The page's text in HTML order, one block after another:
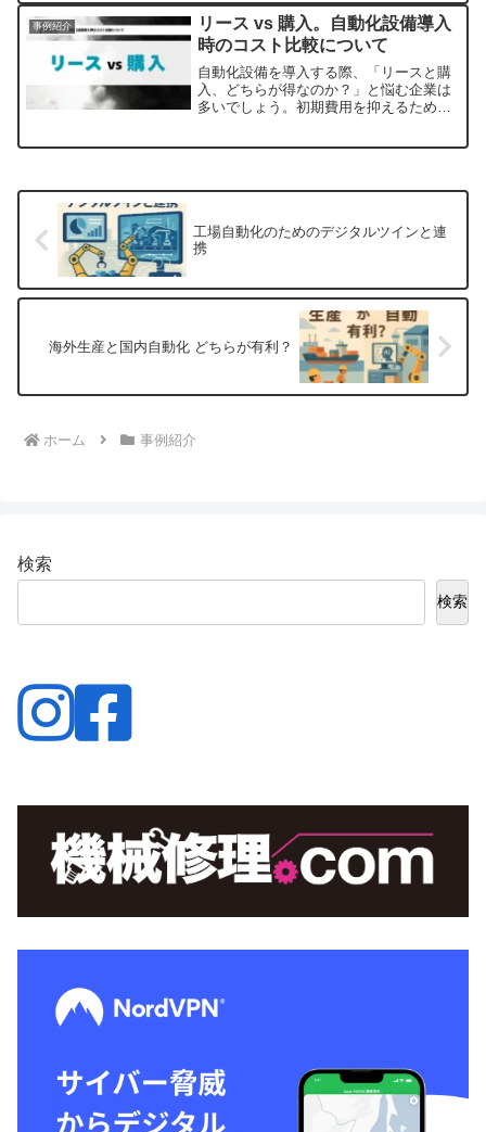
事例紹介
リース vs 購入。自動化設備導入
時のコスト比較について
自動化設備を導入する際、「リースと購
入、どちらが得なのか？」と悩む企業は
多いでしょう。初期費用を抑えるために
工場自動化のためのデジタルツインと連
携
海外生産と国内自動化 どちらが有利？
ホーム 事例紹介
検索
検索